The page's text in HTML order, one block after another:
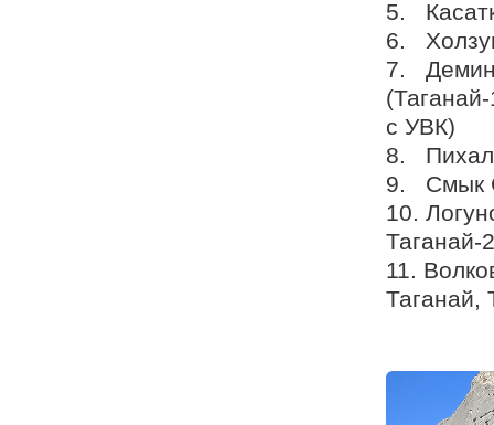
5.
6.
7.
с УВК)
8.
9. Смык
10.
Таганай-
11.
Таганай,